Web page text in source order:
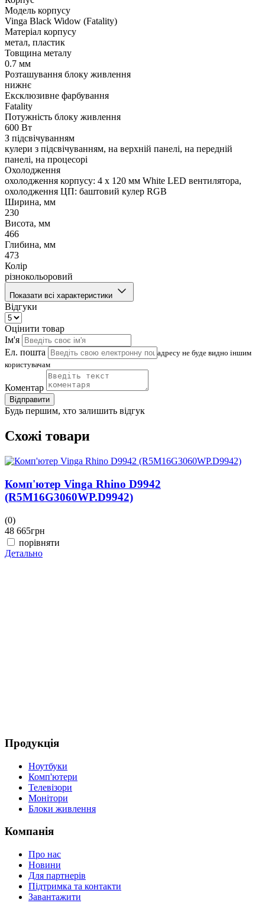
Модель корпусу
Vinga Black Widow (Fatality)
Матеріал корпусу
метал, пластик
Товщина металу
0.7 мм
Розташування блоку живлення
нижнє
Ексклюзивне фарбування
Fatality
Потужність блоку живлення
600 Вт
З підсвічуванням
кулери з підсвічуванням, на верхній панелі, на передній
панелі, на процесорі
Охолодження
охолодження корпусу: 4 x 120 мм White LED вентилятора,
охолодження ЦП: баштовий кулер RGB
Ширина, мм
230
Висота, мм
466
Глибина, мм
473
Колір
різнокольоровий
Показати всі характеристики
Відгуки
Оцінити товар
Ім'я
Ел. пошта
адресу не буде видно іншим
користувачам
Коментар
Відправити
Будь першим, хто залишить відгук
Схожі товари
Комп'ютер Vinga Rhino D9942
(R5M16G3060WP.D9942)
(0)
48 665грн
порівняти
Детально
Продукція
Ноутбуки
Комп'ютери
Телевізори
Монітори
Блоки живлення
Компанія
Про нас
Новини
Для партнерів
Підтримка та контакти
Завантажити